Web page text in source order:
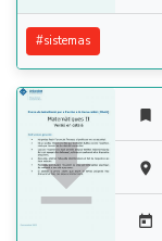
#sistemas



